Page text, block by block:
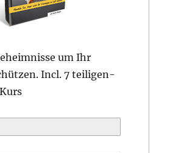
um Ihr
Incl. 7 teiligen-